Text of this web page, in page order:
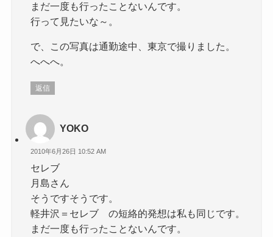
まだ一度も行ったことないんです。
行って見たいな～。
で、この写真は通勤途中、東京で撮りました。
へへへ。
返信
YOKO
2010年6月26日 10:52 AM
セレブ
月島さん
そうですそうです。
軽井沢＝セレブ の短絡的発想は私も同じです。
まだ一度も行ったことないんです。